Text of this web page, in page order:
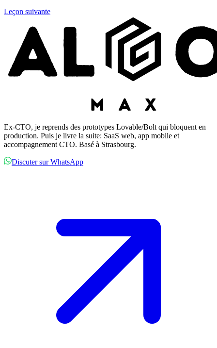
Leçon suivante
Ex-CTO, je reprends des prototypes Lovable/Bolt qui bloquent en
production. Puis je livre la suite: SaaS web, app mobile et
accompagnement CTO. Basé à Strasbourg.
Discuter sur WhatsApp